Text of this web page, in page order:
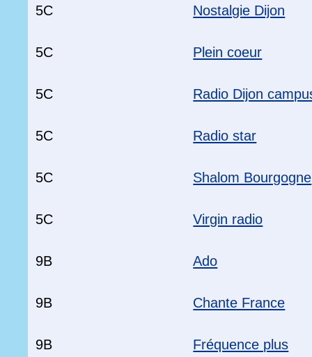
5C Nostalgie Dijon
5C Plein coeur
5C Radio Dijon
5C Radio star
5C Shalom Bourgogne
5C Virgin radio
9B Ado
9B Chante France
9B Fréquence plus